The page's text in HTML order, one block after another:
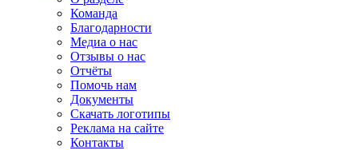
Команда
Благодарности
Медиа о нас
Отзывы о нас
Отчёты
Помочь нам
Документы
Скачать логотипы
Реклама на сайте
Контакты